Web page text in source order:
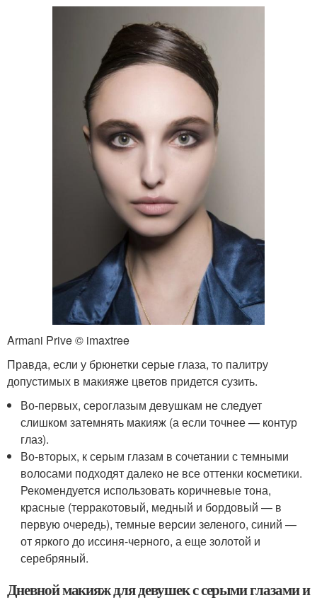
Armani Prive © imaxtree
Правда, если у брюнетки серые глаза, то палитру
допустимых в макияже цветов придется сузить.
Во-первых, сероглазым девушкам не следует
слишком затемнять макияж (а если точнее — контур
глаз).
Во-вторых, к серым глазам в сочетании с темными
волосами подходят далеко не все оттенки косметики.
Рекомендуется использовать коричневые тона,
красные (терракотовый, медный и бордовый — в
первую очередь), темные версии зеленого, синий —
от яркого до иссиня-черного, а еще золотой и
серебряный.
Дневной макияж для девушек с серыми глазами и